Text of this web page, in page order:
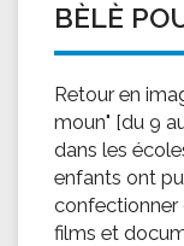
BÈLÈ
Retour en
moun" [du 9
dans les
enfants ont
confectionner
films et